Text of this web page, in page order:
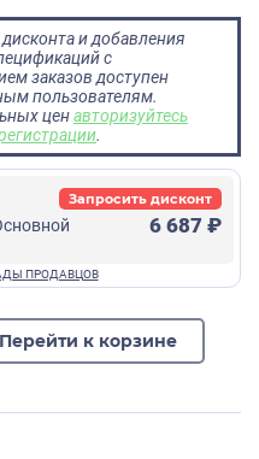
и добавления
с
заказов доступен
пользователям.
ценавторизуйтесь
.
6 687 ₽
Запросить дисконт
Перейти к корзине